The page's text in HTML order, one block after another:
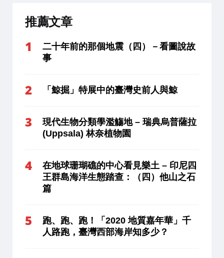
推薦文章
二十年前的那個地震（四）－看圖說故
事
「鯨掘」特展中的臺灣史前人與鯨
現代生物分類學濫觴地 – 瑞典烏普薩拉
(Uppsala) 林奈植物園
在地球珊瑚礁的中心看見樂土 – 印尼四
王群島海洋生態踏查：（四）他山之石
篇
跑、跑、跑！「2020 地質嘉年華」千
人路跑，臺灣西部海岸知多少？